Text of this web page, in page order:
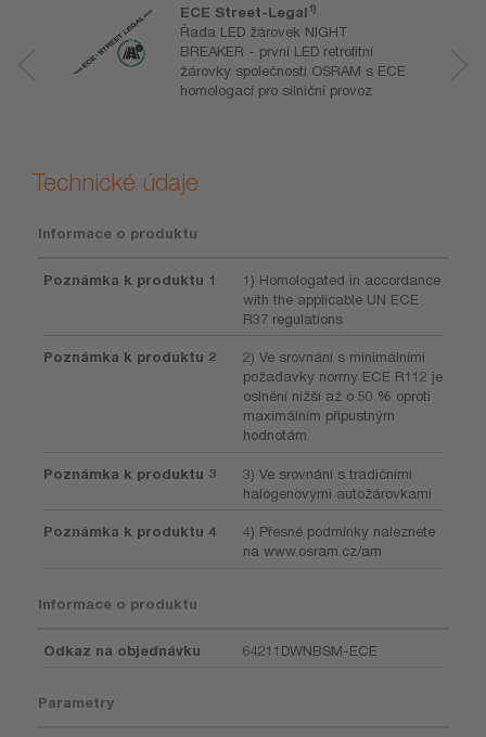
ECE Street-Legal1)
Řada LED žárovek NIGHT
BREAKER - první LED retrofitní
žárovky společnosti OSRAM s ECE
homologací pro silniční provoz
Technické údaje
Informace o produktu
Poznámka k produktu 1
1) Homologated in accordance
with the applicable UN ECE
R37 regulations
Poznámka k produktu 2
2) Ve srovnání s minimálními
požadavky normy ECE R112 je
oslnění nižší až o 50 % oproti
maximálním přípustným
hodnotám.
Poznámka k produktu 3
3) Ve srovnání s tradičními
halogenovými autožárovkami
Poznámka k produktu 4
4) Přesné podmínky naleznete
na www.osram.cz/am
Informace o produktu
Odkaz na objednávku 64211DWNBSM-ECE
Parametry